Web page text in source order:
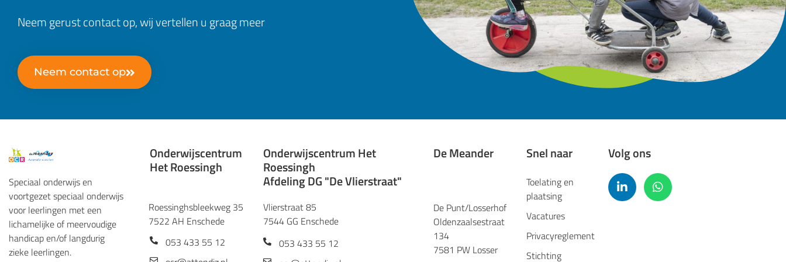
Neem gerust contact op, wij vertellen u graag meer
Neem contact op
Speciaal onderwijs en
voortgezet speciaal onderwijs
voor leerlingen met een
lichamelijke of meervoudige
handicap en/of langdurig
zieke leerlingen.
Onderwijscentrum
Het Roessingh
Roessinghsbleekweg 35
7522 AH Enschede
053 433 55 12
Onderwijscentrum Het
Roessingh
Afdeling DG "De Vlierstraat"
Vlierstraat 85
7544 GG Enschede
053 433 55 12
De Meander
De Punt/Losserhof
Oldenzaalsestraat
134
7581 PW Losser
Snel naar
Toelating en
plaatsing
Vacatures
Privacyreglement
Stichting
Volg ons